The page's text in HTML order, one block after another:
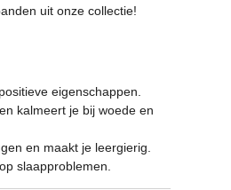
uit onze collectie!
eigenschappen.
kalmeert je bij woede en
en maakt je leergierig.
slaapproblemen.